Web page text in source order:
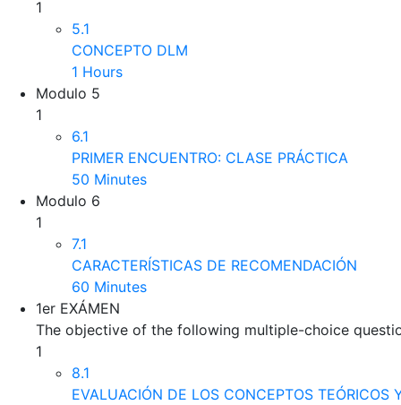
1
5.1
CONCEPTO DLM
1 Hours
Modulo 5
1
6.1
PRIMER ENCUENTRO: CLASE PRÁCTICA
50 Minutes
Modulo 6
1
7.1
CARACTERÍSTICAS DE RECOMENDACIÓN
60 Minutes
1er EXÁMEN
The objective of the following multiple-choice
1
8.1
EVALUACIÓN DE LOS CONCEPTOS TEÓRICOS